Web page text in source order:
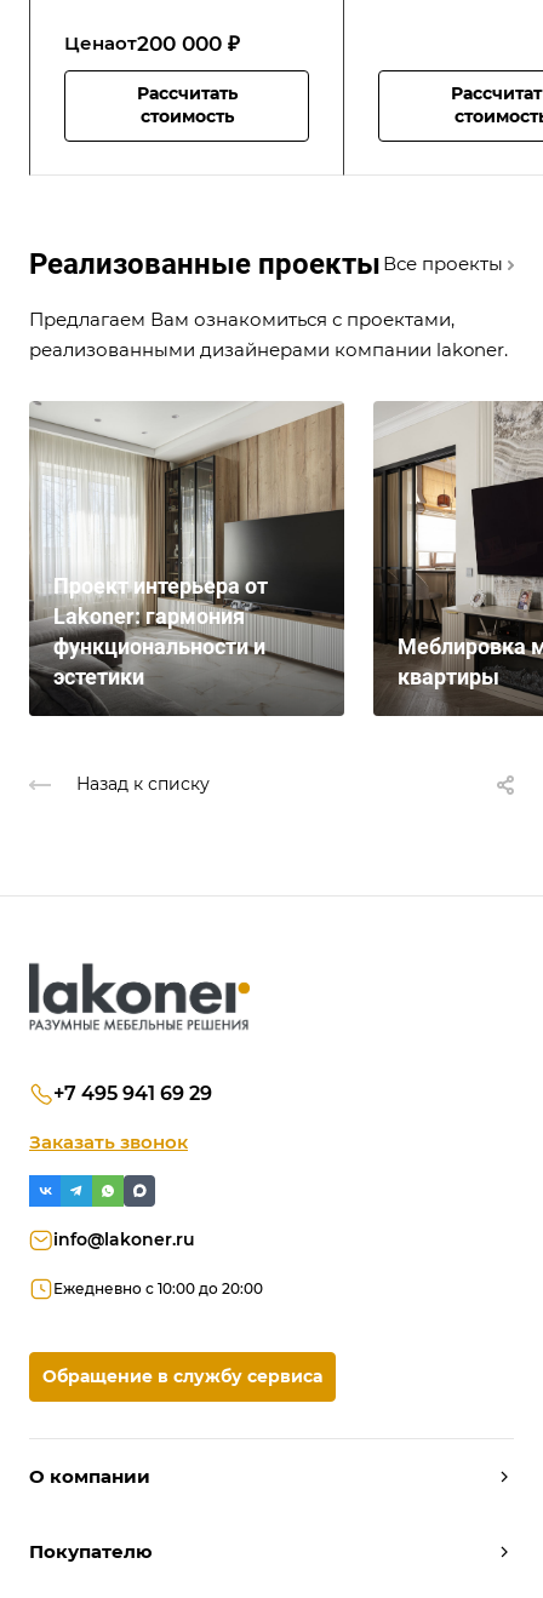
Ценаот200 000 ₽
Рассчитать
стоимость
Реализованные проекты Все проекты
Предлагаем Вам ознакомиться с проектами,
реализованными дизайнерами компании lakoner.
Проект интерьера от
Lakoner: гармония
функциональности и
эстетики
Меблировка
квартиры
Назад к списку
О компании
Условия работы
Покупателю
+7 495 941 69 29
Заказать звонок
info@lakoner.ru
Ежедневно с 10:00 до 20:00
Обращение в службу сервиса